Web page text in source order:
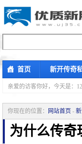
首页 新开传奇
亲爱的访客你好， 今天是：
你现在的位置： 网站首页 -
为什么传奇